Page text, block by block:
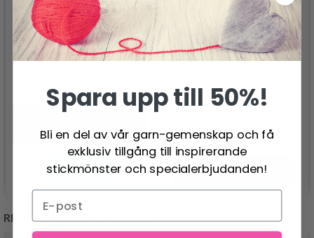
LINDEHOBBY VELVET
66.95 SEK 133.00 SEK
Erbjudandet upphör
31/08/2026
Se produkt
JOHN JAMES
(2 NÅLAR)
20.95 SEK
Lägg till varukorgen
REKOMMENDERAS FÖR DIG
Spara upp till 50%!
Bli en del av vår garn-gemenskap och få
exklusiv tillgång till inspirerande
stickmönster och specialerbjudanden!